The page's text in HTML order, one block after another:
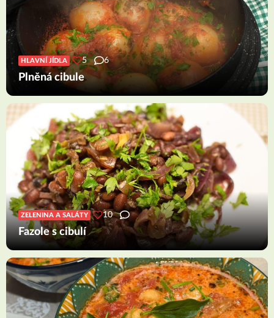
HLAVNÍ JÍDLA 5 6
Plněná cibule
ZELENINA A SALÁTY 10
Fazole s cibulí